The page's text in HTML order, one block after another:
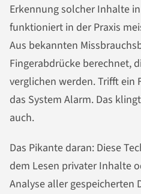
Erkennung solcher Inhalte
funktioniert in der Praxis
Aus bekannten
Fingerabdrücke berechnet,
verglichen werden. Trifft ein
das System Alarm. Das
auch.
Das Pikante daran: Diese
dem Lesen privater Inhalte
Analyse aller gespeicherten